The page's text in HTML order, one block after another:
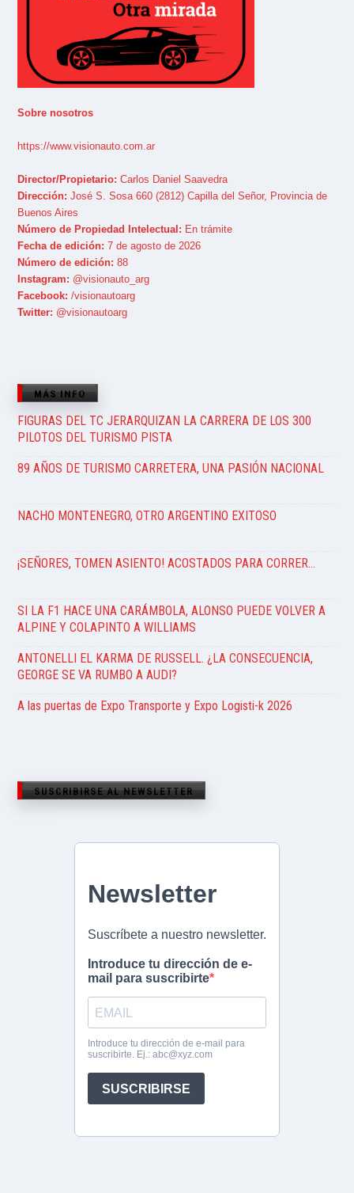
Sobre nosotros
https://www.visionauto.com.ar
Director/Propietario: Carlos Daniel Saavedra
Dirección: José S. Sosa 660 (2812) Capilla del Señor, Provincia de
Buenos Aires
Número de Propiedad Intelectual: En trámite
Fecha de edición: 7 de agosto de 2026
Número de edición: 88
Instagram: @visionauto_arg
Facebook: /visionautoarg
Twitter: @visionautoarg
MÁS INFO
FIGURAS DEL TC JERARQUIZAN LA CARRERA DE LOS 300
PILOTOS DEL TURISMO PISTA
89 AÑOS DE TURISMO CARRETERA, UNA PASIÓN NACIONAL
NACHO MONTENEGRO, OTRO ARGENTINO EXITOSO
¡SEÑORES, TOMEN ASIENTO! ACOSTADOS PARA CORRER…
SI LA F1 HACE UNA CARÁMBOLA, ALONSO PUEDE VOLVER A
ALPINE Y COLAPINTO A WILLIAMS
ANTONELLI EL KARMA DE RUSSELL. ¿LA CONSECUENCIA,
GEORGE SE VA RUMBO A AUDI?
A las puertas de Expo Transporte y Expo Logisti-k 2026
SUSCRIBIRSE AL NEWSLETTER